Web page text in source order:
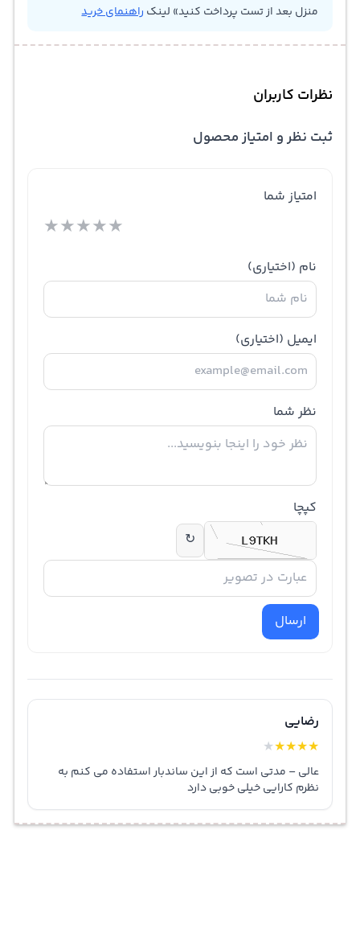
منزل بعد از تست پرداخت کنید» لینک راهنمای خرید
نظرات کاربران
ثبت نظر و امتیاز محصول
امتیاز شما
★★★★★
نام (اختیاری)
ایمیل (اختیاری)
نظر شما
کپچا
↻
ارسال
رضایی
★
★
★
★
★
عالی – مدتی است که از این ساندبار استفاده می کنم به
نظرم کارایی خیلی خوبی دارد